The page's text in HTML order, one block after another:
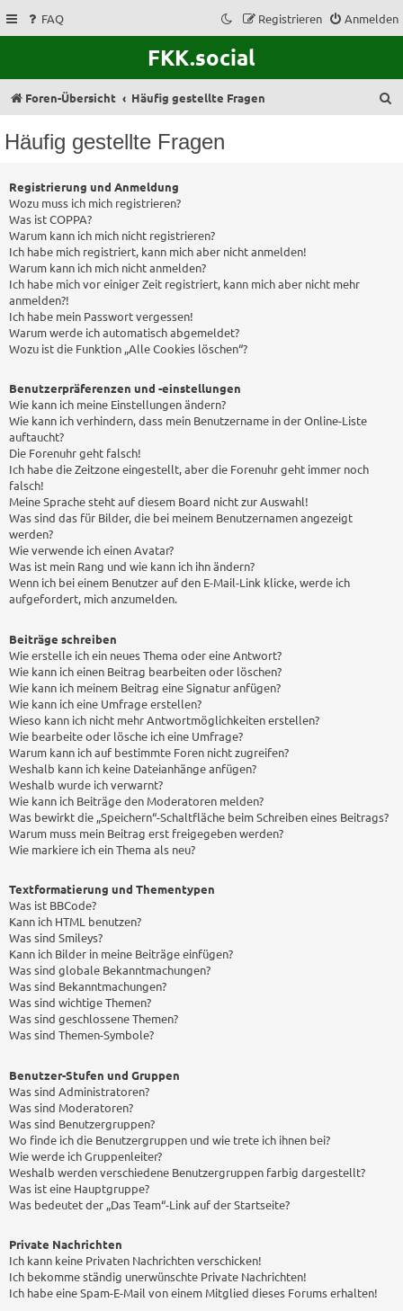
FAQ Anmelden
Registrieren
FKK.social
Foren-Übersicht Häufig gestellte Fragen
Häufig gestellte Fragen
Registrierung und Anmeldung
Wozu muss ich mich registrieren?
Was ist COPPA?
Warum kann ich mich nicht registrieren?
Ich habe mich registriert, kann mich aber nicht anmelden!
Warum kann ich mich nicht anmelden?
Ich habe mich vor einiger Zeit registriert, kann mich aber nicht mehr
anmelden?!
Ich habe mein Passwort vergessen!
Warum werde ich automatisch abgemeldet?
Wozu ist die Funktion „Alle Cookies löschen“?
Benutzerpräferenzen und -einstellungen
Wie kann ich meine Einstellungen ändern?
Wie kann ich verhindern, dass mein Benutzername in der Online-Liste
auftaucht?
Die Forenuhr geht falsch!
Ich habe die Zeitzone eingestellt, aber die Forenuhr geht immer noch
falsch!
Meine Sprache steht auf diesem Board nicht zur Auswahl!
Was sind das für Bilder, die bei meinem Benutzernamen angezeigt
werden?
Wie verwende ich einen Avatar?
Was ist mein Rang und wie kann ich ihn ändern?
Wenn ich bei einem Benutzer auf den E-Mail-Link klicke, werde ich
aufgefordert, mich anzumelden.
Beiträge schreiben
Wie erstelle ich ein neues Thema oder eine Antwort?
Wie kann ich einen Beitrag bearbeiten oder löschen?
Wie kann ich meinem Beitrag eine Signatur anfügen?
Wie kann ich eine Umfrage erstellen?
Wieso kann ich nicht mehr Antwortmöglichkeiten erstellen?
Wie bearbeite oder lösche ich eine Umfrage?
Warum kann ich auf bestimmte Foren nicht zugreifen?
Weshalb kann ich keine Dateianhänge anfügen?
Weshalb wurde ich verwarnt?
Wie kann ich Beiträge den Moderatoren melden?
Was bewirkt die „Speichern“-Schaltfläche beim Schreiben eines Beitrags?
Warum muss mein Beitrag erst freigegeben werden?
Wie markiere ich ein Thema als neu?
Textformatierung und Thementypen
Was ist BBCode?
Kann ich HTML benutzen?
Was sind Smileys?
Kann ich Bilder in meine Beiträge einfügen?
Was sind globale Bekanntmachungen?
Was sind Bekanntmachungen?
Was sind wichtige Themen?
Was sind geschlossene Themen?
Was sind Themen-Symbole?
Benutzer-Stufen und Gruppen
Was sind Administratoren?
Was sind Moderatoren?
Was sind Benutzergruppen?
Wo finde ich die Benutzergruppen und wie trete ich ihnen bei?
Wie werde ich Gruppenleiter?
Weshalb werden verschiedene Benutzergruppen farbig dargestellt?
Was ist eine Hauptgruppe?
Was bedeutet der „Das Team“-Link auf der Startseite?
Private Nachrichten
Ich kann keine Privaten Nachrichten verschicken!
Ich bekomme ständig unerwünschte Private Nachrichten!
Ich habe eine Spam-E-Mail von einem Mitglied dieses Forums erhalten!